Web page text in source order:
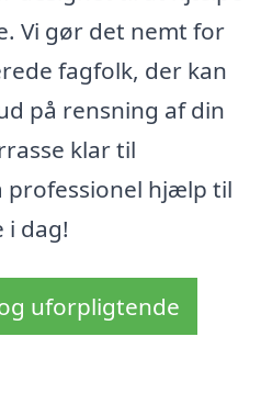
Vi gør det nemt for
fagfolk, der kan
på rensning af din
klar til
professionel hjælp til
i dag!
uforpligtende